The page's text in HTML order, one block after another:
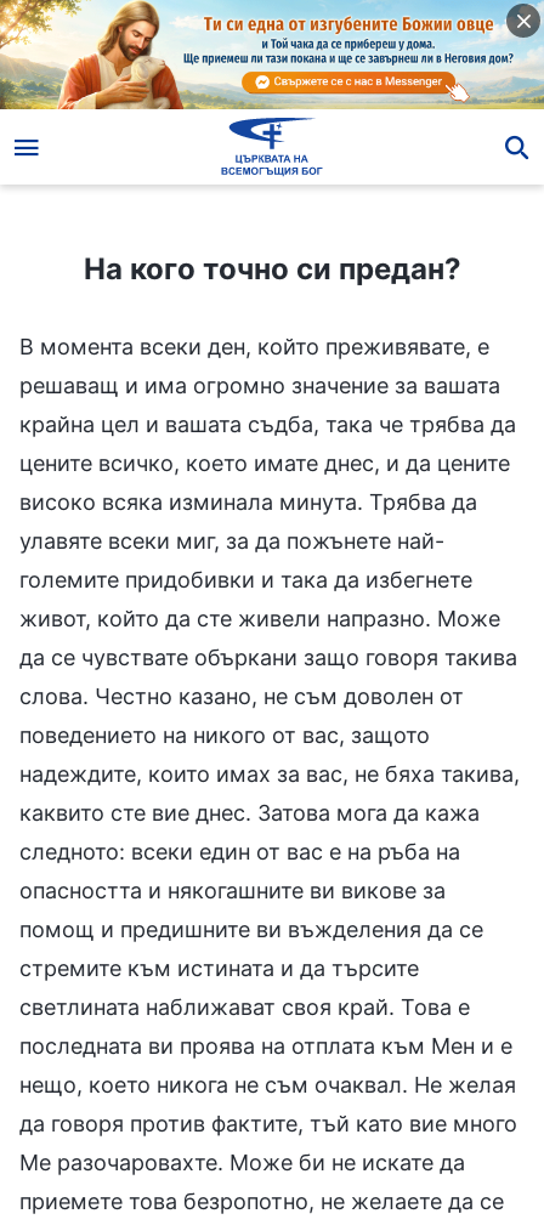
На кого точно си предан?
На кого точно си предан?
В момента всеки ден, който преживявате, е
решаващ и има огромно значение за вашата
крайна цел и вашата съдба, така че трябва да
цените всичко, което имате днес, и да цените
високо всяка изминала минута. Трябва да
улавяте всеки миг, за да пожънете най-
големите придобивки и така да избегнете
живот, който да сте живели напразно. Може
да се чувствате объркани защо говоря такива
слова. Честно казано, не съм доволен от
поведението на никого от вас, защото
надеждите, които имах за вас, не бяха такива,
каквито сте вие днес. Затова мога да кажа
следното: всеки един от вас е на ръба на
опасността и някогашните ви викове за
помощ и предишните ви въжделения да се
стремите към истината и да търсите
светлината наближават своя край. Това е
последната ви проява на отплата към Мен и е
нещо, което никога не съм очаквал. Не желая
да говоря против фактите, тъй като вие много
Ме разочаровахте. Може би не искате да
приемете това безропотно, не желаете да се